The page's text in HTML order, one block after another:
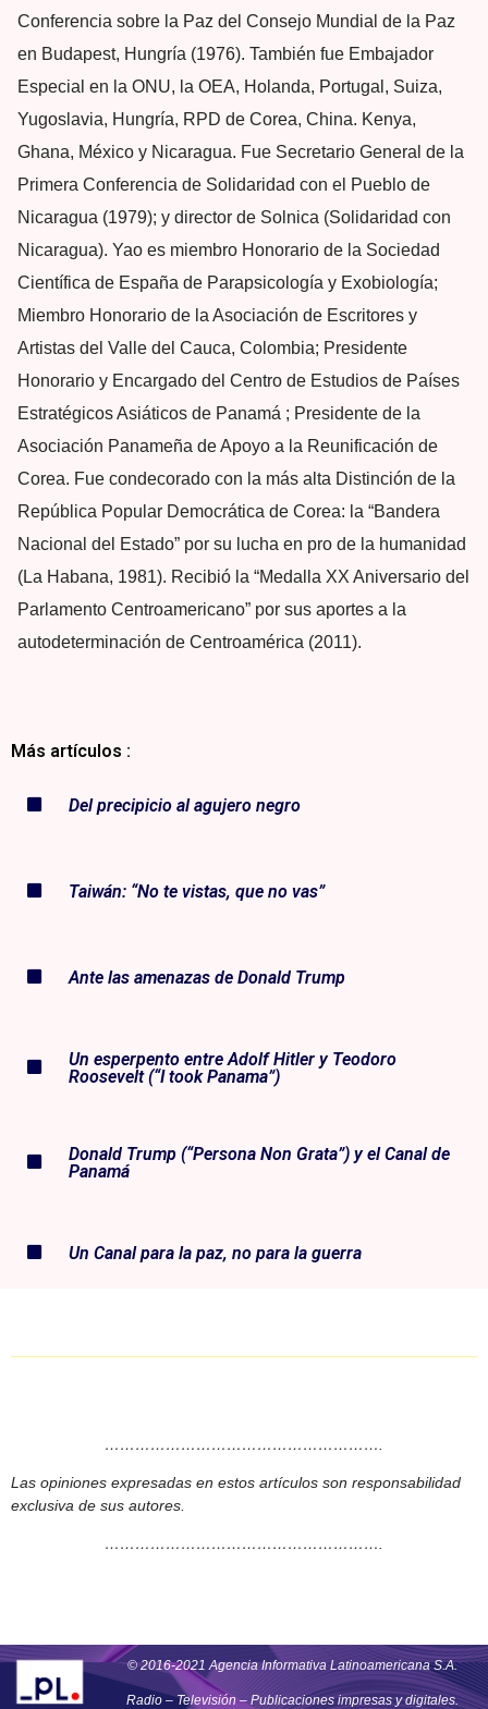
Conferencia sobre la Paz del Consejo Mundial de la Paz
en Budapest, Hungría (1976). También fue Embajador
Especial en la ONU, la OEA, Holanda, Portugal, Suiza,
Yugoslavia, Hungría, RPD de Corea, China. Kenya,
Ghana, México y Nicaragua. Fue Secretario General de la
Primera Conferencia de Solidaridad con el Pueblo de
Nicaragua (1979); y director de Solnica (Solidaridad con
Nicaragua). Yao es miembro Honorario de la Sociedad
Científica de España de Parapsicología y Exobiología;
Miembro Honorario de la Asociación de Escritores y
Artistas del Valle del Cauca, Colombia; Presidente
Honorario y Encargado del Centro de Estudios de Países
Estratégicos Asiáticos de Panamá ; Presidente de la
Asociación Panameña de Apoyo a la Reunificación de
Corea. Fue condecorado con la más alta Distinción de la
República Popular Democrática de Corea: la “Bandera
Nacional del Estado” por su lucha en pro de la humanidad
(La Habana, 1981). Recibió la “Medalla XX Aniversario del
Parlamento Centroamericano” por sus aportes a la
autodeterminación de Centroamérica (2011).
Más artículos :
Del precipicio al agujero negro
Taiwán: “No te vistas, que no vas”
Ante las amenazas de Donald Trump
Un esperpento entre Adolf Hitler y Teodoro
Roosevelt (“I took Panama”)
Donald Trump (“Persona Non Grata”) y el Canal de
Panamá
Un Canal para la paz, no para la guerra
……………………………………………….
Las opiniones expresadas en estos artículos son responsabilidad
exclusiva de sus autores.
……………………………………………….
© 2016-2021 Agencia Informativa Latinoamericana S.A.
Radio – Televisión – Publicaciones impresas y digitales.